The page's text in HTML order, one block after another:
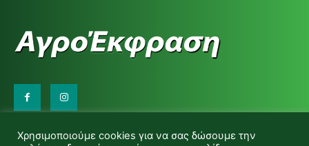
d.makas@yahoo.gr
Χρησιμοποιούμε cookies για να σας δώσουμε την